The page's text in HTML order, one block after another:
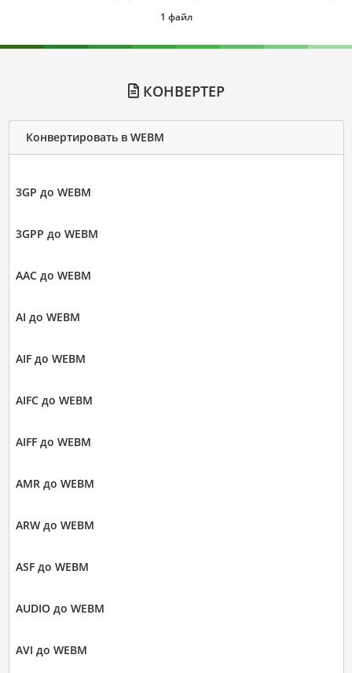
1 файл
КОНВЕРТЕР
Конвертировать в WEBM
3GP до WEBM
3GPP до WEBM
AAC до WEBM
AI до WEBM
AIF до WEBM
AIFC до WEBM
AIFF до WEBM
AMR до WEBM
ARW до WEBM
ASF до WEBM
AUDIO до WEBM
AVI до WEBM